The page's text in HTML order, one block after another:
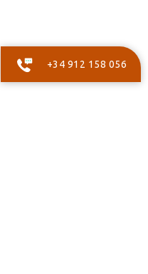
+34 912 158 056